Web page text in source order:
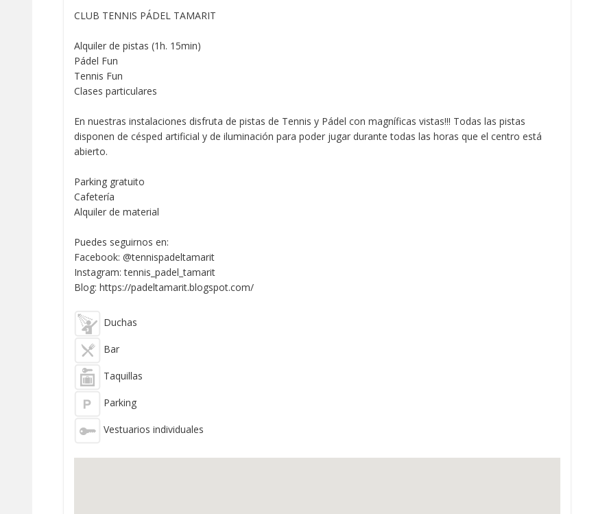
CLUB TENNIS PÁDEL TAMARIT
Alquiler de pistas (1h. 15min)
Pádel Fun
Tennis Fun
Clases particulares
En nuestras instalaciones disfruta de pistas de Tennis y Pádel con magníficas vistas!!! Todas las pistas
disponen de césped artificial y de iluminación para poder jugar durante todas las horas que el centro está
abierto.
Parking gratuito
Cafetería
Alquiler de material
Puedes seguirnos en:
Facebook: @tennispadeltamarit
Instagram: tennis_padel_tamarit
Blog: https://padeltamarit.blogspot.com/
Duchas
Bar
Taquillas
Parking
Vestuarios individuales